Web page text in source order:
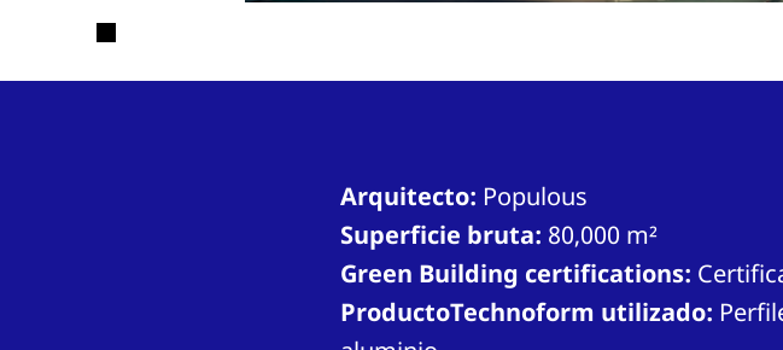
Arquitecto: Populous
Superficie bruta: 80,000 m²
Green Building certifications:
ProductoTechnoform utilizado: